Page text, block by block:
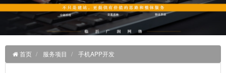
首页 服务项目 手机APP开发